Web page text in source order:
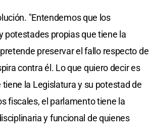
"Entendemos que los
potestades propias que tiene la
preservar el fallo respecto de
contra él. Lo que quiero decir es
la Legislatura y su potestad de
fiscales, el parlamento tiene la
y funcional de quienes